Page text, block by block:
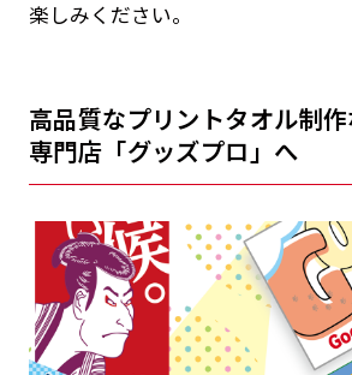
楽しみください。
高品質なプリントタオル制
専門店「グッズプロ」へ